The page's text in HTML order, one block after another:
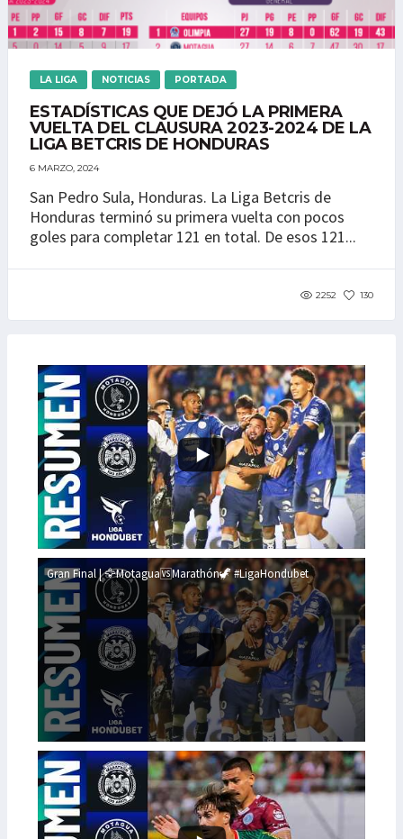
LA LIGA NOTICIAS PORTADA
ESTADÍSTICAS QUE DEJÓ LA PRIMERA
VUELTA DEL CLAUSURA 2023-2024 DE LA
LIGA BETCRIS DE HONDURAS
6 MARZO, 2024
San Pedro Sula, Honduras. La Liga Betcris de
Honduras terminó su primera vuelta con pocos
goles para completar 121 en total. De esos 121...
2252 130
Gran Final | 🦅Motagua🆚Marathón🦖 #LigaHondubet